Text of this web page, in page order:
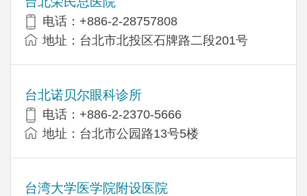
电话：+886-2-28757808
地址：台北市北投区石牌路二段201号
台北诺贝尔眼科诊所
电话：+886-2-2370-5666
地址：台北市公园路13号5楼
台湾大学医学院附设医院